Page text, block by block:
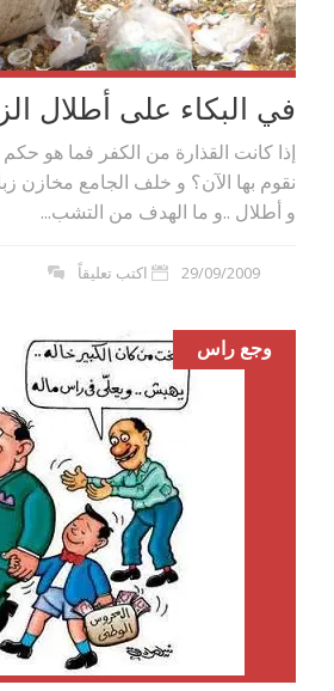
في البكاء على أطلال
إذا كانت القذارة من الكفر فما هو حكم
نقوم بها الآن؟ و خلف الجامع مخازن
و أطلال ..و ما الهدف من التشب...
29/09/2009 اكتب تعليقاً
وجع راس